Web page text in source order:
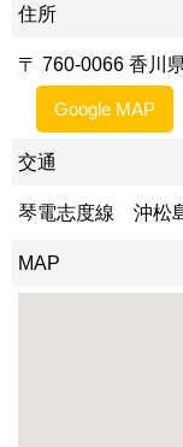
住所
〒 760-0066 香川
Google MAP
交通
琴電志度線 沖松
MAP